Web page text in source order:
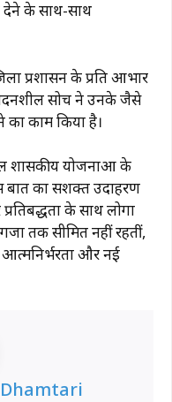
देने के साथ-साथ
प्रशासन के प्रति आभार
सोच ने उनके जैसे
का काम किया है।
शासकीय योजनाओं के
बात का सशक्त उदाहरण
के साथ लोगों
तक सीमित नहीं रहतीं,
और नई